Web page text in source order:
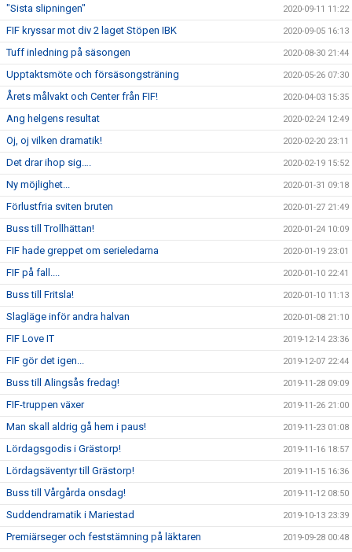
"Sista slipningen" 2020-09-11 11:22
FIF kryssar mot div 2 laget Stöpen IBK 2020-09-05 16:13
Tuff inledning på säsongen 2020-08-30 21:44
Upptaktsmöte och försäsongsträning 2020-05-26 07:30
Årets målvakt och Center från FIF! 2020-04-03 15:35
Ang helgens resultat 2020-02-24 12:49
Oj, oj vilken dramatik! 2020-02-20 23:11
Det drar ihop sig…. 2020-02-19 15:52
Ny möjlighet... 2020-01-31 09:18
Förlustfria sviten bruten 2020-01-27 21:49
Buss till Trollhättan! 2020-01-24 10:09
FIF hade greppet om serieledarna 2020-01-19 23:01
FIF på fall.... 2020-01-10 22:41
Buss till Fritsla! 2020-01-10 11:13
Slagläge inför andra halvan 2020-01-08 21:10
FIF Love IT 2019-12-14 23:36
FIF gör det igen... 2019-12-07 22:44
Buss till Alingsås fredag! 2019-11-28 09:09
FIF-truppen växer 2019-11-26 21:00
Man skall aldrig gå hem i paus! 2019-11-23 01:08
Lördagsgodis i Grästorp! 2019-11-16 18:57
Lördagsäventyr till Grästorp! 2019-11-15 16:36
Buss till Vårgårda onsdag! 2019-11-12 08:50
Suddendramatik i Mariestad 2019-10-13 23:39
Premiärseger och feststämning på läktaren 2019-09-28 00:48